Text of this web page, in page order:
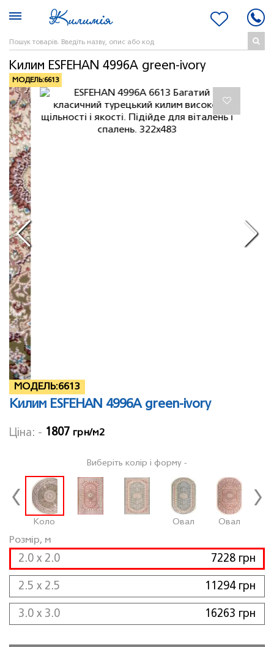
Килим ESFEHAN 4996A green-ivory
МОДЕЛЬ:6613
МОДЕЛЬ:6613
Килим ESFEHAN 4996A green-ivory
Ціна: - 1807 грн/м2
Розмір, м
2.0 x 2.0 7228 грн
2.5 x 2.5 11294 грн
3.0 x 3.0 16263 грн
Виберіть колір і форму -
Коло Овал Овал